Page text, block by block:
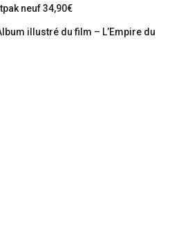
neuf 34,90€
illustré du film – L’Empire du